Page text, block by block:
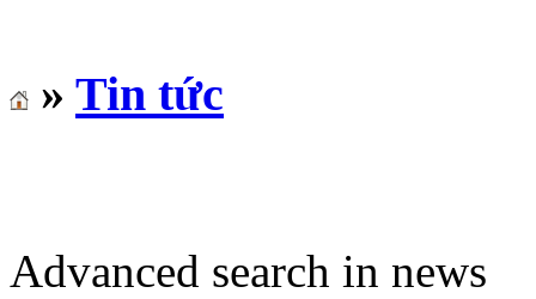
» Tin tức
Advanced search in news